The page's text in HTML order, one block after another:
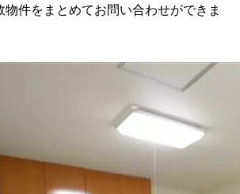
物件をまとめてお問い合わせができま